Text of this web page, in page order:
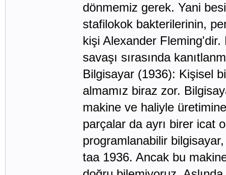
dönmemiz gerek. Yani
stafilokok bakterilerinin,
kişi Alexander
savaşı sırasında
Bilgisayar (1936): Kişisel
almamız biraz zor.
makine ve haliyle
parçalar da ayrı birer icat
programlanabilir
taa 1936. Ancak bu